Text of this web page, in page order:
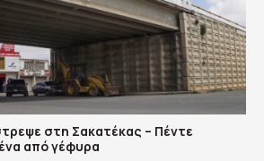
στη Σακατέκας – Πέντε
από γέφυρα